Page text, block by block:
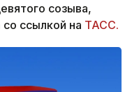
созыва,
ссылкой на ТАСС.